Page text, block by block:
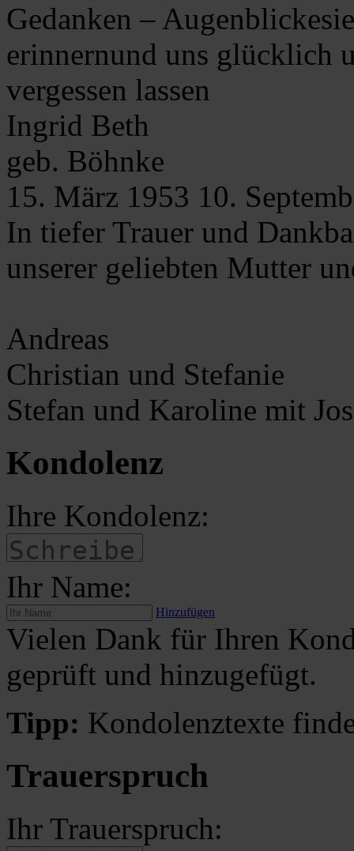
Gedanken –
erinnernund uns glücklich
vergessen lassen
Ingrid Beth
geb. Böhnke
15. März 1953 10.
In tiefer Trauer und
unserer geliebten Mutter
Andreas
Christian und Stefanie
Stefan und Karoline mit
Kondolenz
Ihre Kondolenz:
Ihr Name:
Hinzufügen
Vielen Dank für Ihren
geprüft und hinzugefügt.
Tipp: Kondolenztexte
Trauerspruch
Ihr Trauerspruch: